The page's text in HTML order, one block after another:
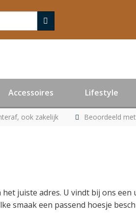
Accessoires Lifestyle
ook zakelijk Beoordeeld
juiste adres. U vindt bij ons
smaak een passend hoesje